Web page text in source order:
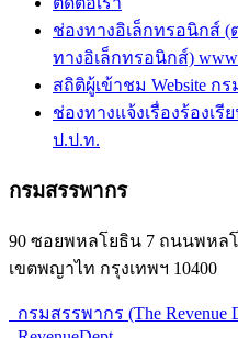
ช่องทางอิเล็กทรอนิกส์
ทางอิเล็กทรอนิกส์)
สถิติผู้เข้าชม Website ก
ช่องทางแจ้งเรื่องร้องเ
ป.ป.ท.
กรมสรรพากร
90 ซอยพหลโยธิน 7 ถนนพหล
เขตพญาไท กรุงเทพฯ 10400
กรมสรรพากร (The Revenue